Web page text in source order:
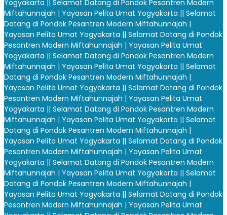
Yogyakarta || Selamat Datang di Pondok Pesantren Modern
Miftahunnajah | Yayasan Pelita Umat Yogyakarta || Selamat
Datang di Pondok Pesantren Modern Miftahunnajah |
Yayasan Pelita Umat Yogyakarta || Selamat Datang di Pondok
Pesantren Modern Miftahunnajah | Yayasan Pelita Umat
Yogyakarta || Selamat Datang di Pondok Pesantren Modern
Miftahunnajah | Yayasan Pelita Umat Yogyakarta || Selamat
Datang di Pondok Pesantren Modern Miftahunnajah |
Yayasan Pelita Umat Yogyakarta || Selamat Datang di Pondok
Pesantren Modern Miftahunnajah | Yayasan Pelita Umat
Yogyakarta || Selamat Datang di Pondok Pesantren Modern
Miftahunnajah | Yayasan Pelita Umat Yogyakarta || Selamat
Datang di Pondok Pesantren Modern Miftahunnajah |
Yayasan Pelita Umat Yogyakarta || Selamat Datang di Pondok
Pesantren Modern Miftahunnajah | Yayasan Pelita Umat
Yogyakarta || Selamat Datang di Pondok Pesantren Modern
Miftahunnajah | Yayasan Pelita Umat Yogyakarta || Selamat
Datang di Pondok Pesantren Modern Miftahunnajah |
Yayasan Pelita Umat Yogyakarta || Selamat Datang di Pondok
Pesantren Modern Miftahunnajah | Yayasan Pelita Umat